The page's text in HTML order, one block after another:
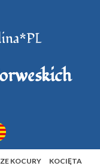
KOCURY
KOCIĘTA